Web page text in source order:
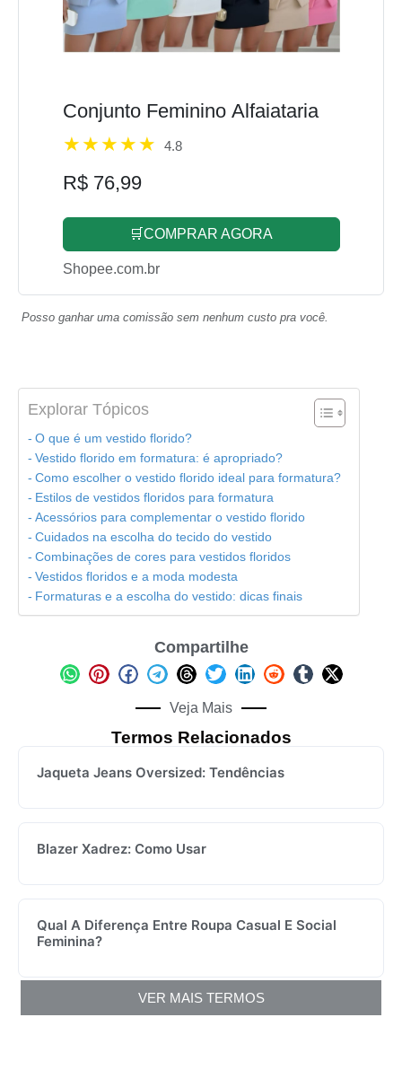
Conjunto Feminino Alfaiataria
4.8
R$ 76,99
🛒COMPRAR AGORA
Shopee.com.br
Posso ganhar uma comissão sem nenhum custo pra você.
Explorar Tópicos
O que é um vestido florido?
Vestido florido em formatura: é apropriado?
Como escolher o vestido florido ideal para formatura?
Estilos de vestidos floridos para formatura
Acessórios para complementar o vestido florido
Cuidados na escolha do tecido do vestido
Combinações de cores para vestidos floridos
Vestidos floridos e a moda modesta
Formaturas e a escolha do vestido: dicas finais
Compartilhe
Veja Mais
Termos Relacionados
Jaqueta Jeans Oversized: Tendências
Blazer Xadrez: Como Usar
Qual A Diferença Entre Roupa Casual E Social
Feminina?
VER MAIS TERMOS